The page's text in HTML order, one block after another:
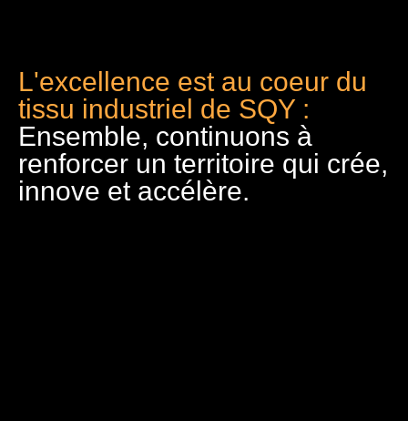
L'excellence est au coeur du
tissu industriel de SQY :
Ensemble, continuons à
renforcer un territoire qui crée,
innove et accélère.